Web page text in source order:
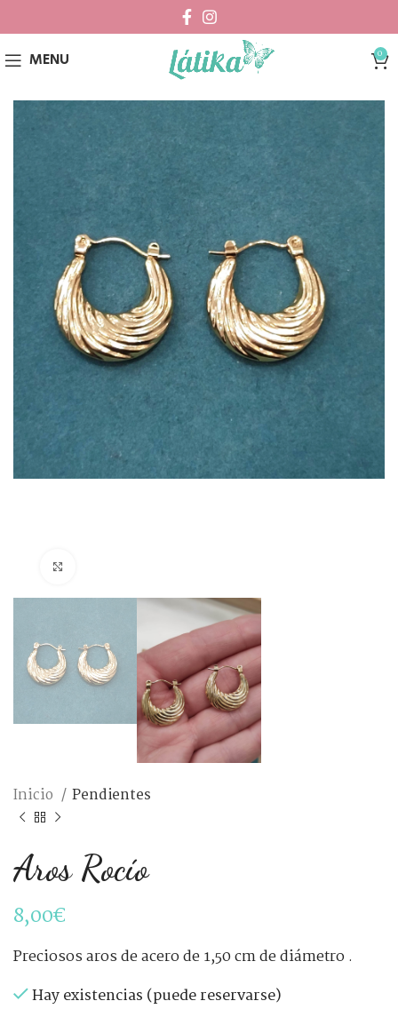
MENU 0
Inicio Pendientes
Aros Rocío
8,00€
Preciosos aros de acero de 1,50 cm de diámetro .
Hay existencias (puede reservarse)